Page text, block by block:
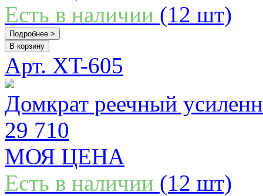
Есть в наличии (12 шт)
Подробнее >
В корзину
Арт. XT-605
Домкрат реечный
29 710
МОЯ ЦЕНА
Есть в наличии (12 шт)